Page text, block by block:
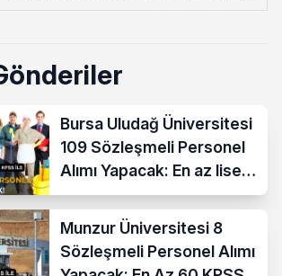
Bursa Uludağ Üniversitesi
109 Sözleşmeli Personel
Alımı Yapacak: En az lise
ve 60 KPSS
Munzur Üniversitesi 8
Sözleşmeli Personel Alımı